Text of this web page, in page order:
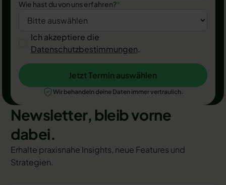
Wie hast du von uns erfahren?*
Ich akzeptiere die
Datenschutzbestimmungen.
Jetzt Termin auswählen
Jetzt Termin auswählen
Wir behandeln deine Daten immer vertraulich.
Newsletter, bleib vorne
dabei.
Erhalte praxisnahe Insights, neue Features und
Strategien.